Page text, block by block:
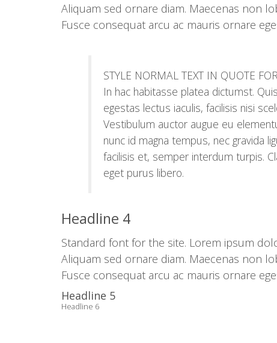
Aliquam sed ornare diam. Maecenas non
Fusce consequat arcu ac mauris ornare
STYLE NORMAL TEXT IN QUOTE
In hac habitasse platea dictumst.
egestas lectus iaculis, facilisis nisi
Vestibulum auctor augue eu
nunc id magna tempus, nec gravida
facilisis et, semper interdum turpis.
eget purus libero.
Headline 4
Standard font for the site. Lorem ipsum
Aliquam sed ornare diam. Maecenas non
Fusce consequat arcu ac mauris ornare
Headline 5
Headline 6